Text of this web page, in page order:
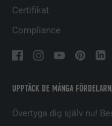
UPPTÄCK DE MÅNGA
Övertyga dig själv nu!
Certifikat
Compliance
EFTERNAMN lidc
LEVERANTÖRER
PROCEDUR 1